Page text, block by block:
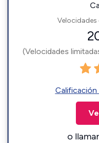
Velocidades
(Velocidades
o llamar